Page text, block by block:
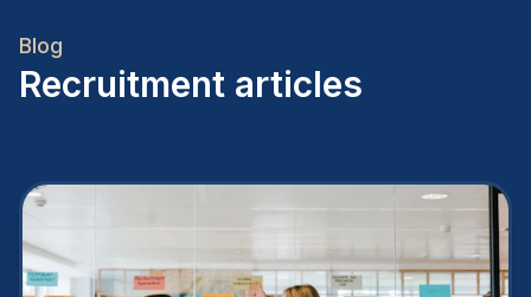
Blog
Recruitment articles